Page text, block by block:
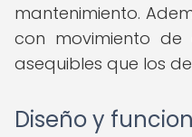
mantenimiento.
con movimiento de
asequibles que los
Diseño y